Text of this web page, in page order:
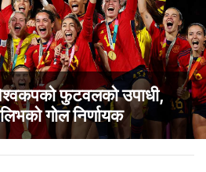
फुटवलको उपाधी,
गोल निर्णायक